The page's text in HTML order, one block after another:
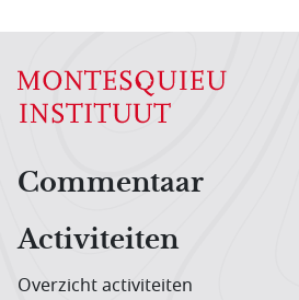
Hoofdnavigatiemenu
Commentaar
Activiteiten
Overzicht activiteiten